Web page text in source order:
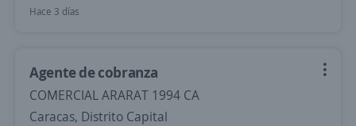
Hace 3 días
Agente de cobranza
COMERCIAL ARARAT 1994 CA
Caracas, Distrito Capital